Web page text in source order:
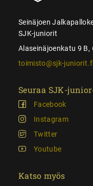
Seinäjoen
SJK-juniorit
Alaseinäjoenkatu 9 B,
toimisto@sjk-
Seuraa SJK-
Facebook
Instagram
Twitter
Youtube
Katso myös